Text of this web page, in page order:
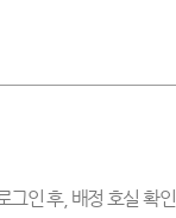
그인 후, 배정 호실 확인